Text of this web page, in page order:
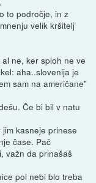
to področje, in z
velik kršitelj
ne, ker sploh ne ve
aha..slovenija je
sam na američane"
Če bi bil v natu
kasneje prinese
čase. Pač
važn da prinašaš
pol nebi blo treba